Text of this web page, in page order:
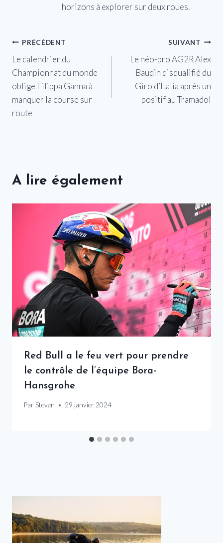
horizons à explorer sur deux roues.
Navigation
de
l’article
PRÉCÉDENT
Le calendrier du
Championnat du monde
oblige Filippa Ganna à
manquer la course sur
route
SUIVANT
Le néo-pro AG2R Alex
Baudin disqualifié du
Giro d’Italia après un
positif au Tramadol
A lire également
Red Bull a le feu vert pour prendre
le contrôle de l’équipe Bora-
Hansgrohe
Par Steven 29 janvier 2024